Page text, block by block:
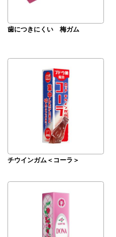
歯につきにくい 梅ガム
チウインガム＜コーラ＞